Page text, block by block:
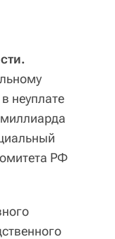
неуплате
РФ